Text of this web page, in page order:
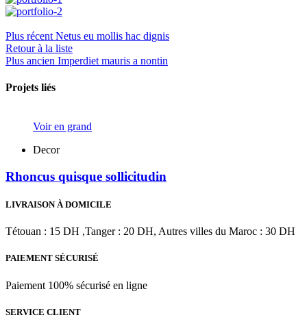
Plus récent Netus eu mollis hac dignis
Retour à la liste
Plus ancien Imperdiet mauris a nontin
Projets liés
Voir en grand
Decor
Rhoncus quisque sollicitudin
LIVRAISON À DOMICILE
Tétouan : 15 DH ,Tanger : 20 DH, Autres villes du Maroc : 30 DH
PAIEMENT SÉCURISÉ
Paiement 100% sécurisé en ligne
SERVICE CLIENT